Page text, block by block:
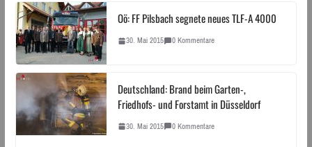
Oö: FF Pilsbach segnete neues TLF-A 4000
30. Mai 2015 0 Kommentare
Deutschland: Brand beim Garten-,
Friedhofs- und Forstamt in Düsseldorf
30. Mai 2015 0 Kommentare